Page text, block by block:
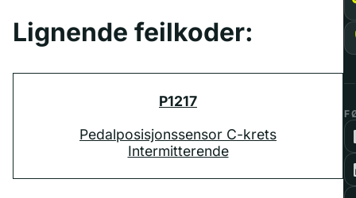
Lignende feilkoder:
P1217
Pedalposisjonssensor C-krets
Intermitterende